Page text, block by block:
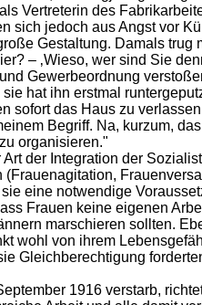
Vertreterin des
jedoch aus Angst vor
Gestaltung. Damals
– ‚Wieso, wer sind Sie
Gewerbeordnung
hat ihn erstmal
sofort das Haus zu
Begriff. Na, kurzum,
organisieren."
der Integration der
eine notwendige
Frauen keine eigenen
marschieren sollten.
wohl von ihrem
1916 verstarb,